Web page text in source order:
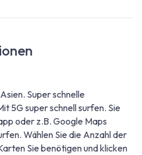
Super schnelle
5G super schnell surfen. Sie
oder z.B. Google Maps
Wählen Sie die Anzahl der
Sie benötigen und klicken